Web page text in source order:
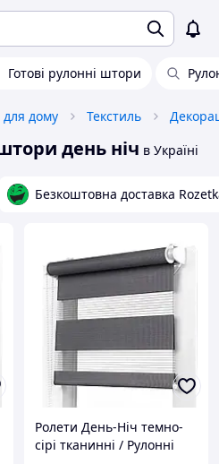
Готові рулонні штори
дому Текстиль
день ніч в Україні
Безкоштовна доставка
Ролети День-Ніч темно-
сірі тканинні / Рулонні